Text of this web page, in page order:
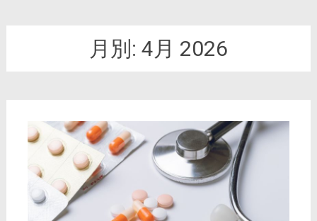
月別: 4月 2026